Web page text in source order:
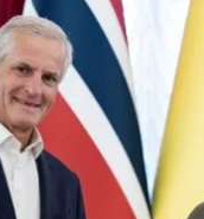
украинские
Йонас Гар
2 истребителя
именно
поэтому ранее